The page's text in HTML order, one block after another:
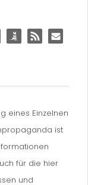
eines Einzelnen
ist
für die hier
und